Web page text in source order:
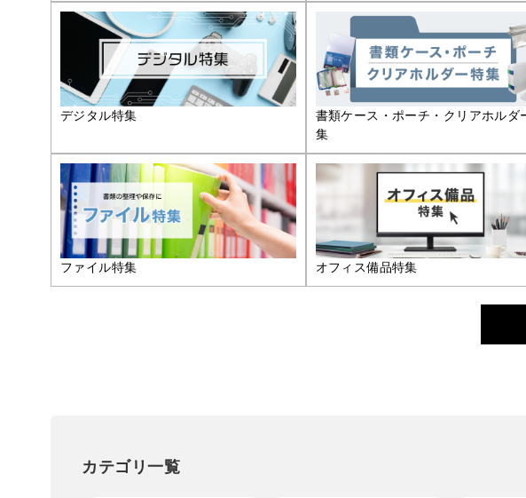
デジタル特集
書類ケース・ポーチ・クリアホルダ
集
ファイル特集 オフィス備品特集
カテゴリ一覧